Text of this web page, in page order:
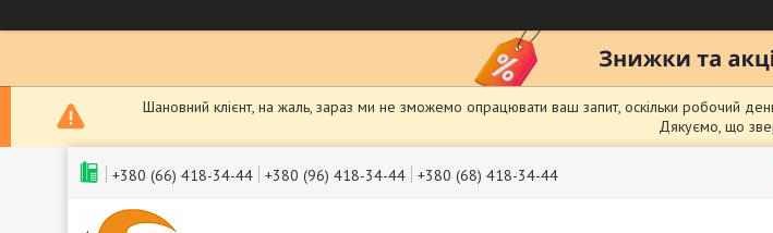
Шановний клієнт, на жаль, зараз ми не зможемо опрацювати ваш запит, оскільки робочий
Дякуємо, що
+380 (66) 418-34-44 +380 (96) 418-34-44 +380 (68) 418-34-44